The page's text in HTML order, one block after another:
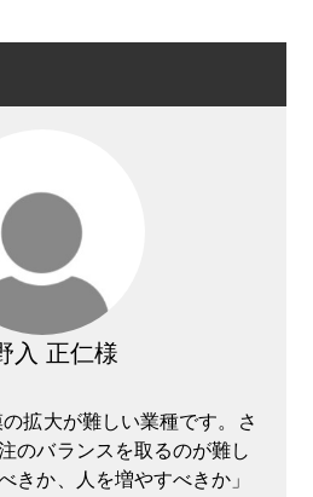
入 正仁様
拡大が難しい業種です。さ
のバランスを取るのが難し
きか、人を増やすべきか」